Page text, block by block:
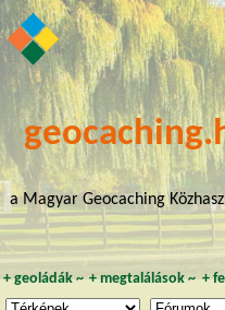
a Magyar Geocaching
+geoládák~ +megtalálások~ +